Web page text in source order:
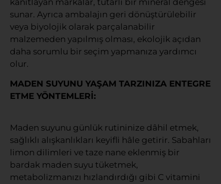
kanıtlayan markalar, tutarlı bir mineral dengesi
sunar. Ayrıca ambalajın geri dönüştürülebilir
veya biyolojik olarak parçalanabilir
malzemeden yapılmış olması, ekolojik açıdan
daha sorumlu bir seçim yapmanıza yardımcı
olur.
MADEN SUYUNU YAŞAM TARZINIZA ENTEGRE
ETME YÖNTEMLERİ:
Maden suyunu günlük rutininize dâhil etmek,
sağlıklı alışkanlıkları keyifli hâle getirir. Sabahları
limon dilimleri ve taze nane eklenmiş bir
bardak maden suyu tüketmek,
metabolizmanızı hızlandırdığı gibi C vitamini